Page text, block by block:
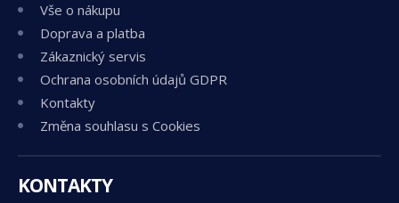
Vše o nákupu
Doprava a platba
Zákaznický servis
Ochrana osobních údajů GDPR
Kontakty
Změna souhlasu s Cookies
KONTAKTY